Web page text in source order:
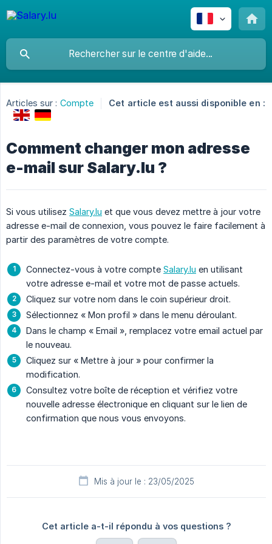
Articles sur : Compte Cet article est aussi disponible en :
Comment changer mon adresse
e-mail sur Salary.lu ?
Si vous utilisez Salary.lu et que vous devez mettre à jour votre
adresse e-mail de connexion, vous pouvez le faire facilement à
partir des paramètres de votre compte.
Connectez-vous à votre compte Salary.lu en utilisant
votre adresse e-mail et votre mot de passe actuels.
Cliquez sur votre nom dans le coin supérieur droit.
Sélectionnez « Mon profil » dans le menu déroulant.
Dans le champ « Email », remplacez votre email actuel par
le nouveau.
Cliquez sur « Mettre à jour » pour confirmer la
modification.
Consultez votre boîte de réception et vérifiez votre
nouvelle adresse électronique en cliquant sur le lien de
confirmation que nous vous envoyons.
Mis à jour le : 23/05/2025
Cet article a-t-il répondu à vos questions ?